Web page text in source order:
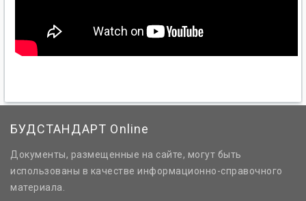
БУДСТАНДАРТ Online
Документы, размещенные на сайте, могут быть
использованы в качестве информационно-справочного
материала.